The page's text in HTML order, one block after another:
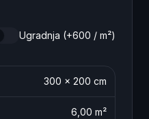
Ugradnja (+600 / m²)
300 × 200 cm
6,00 m²